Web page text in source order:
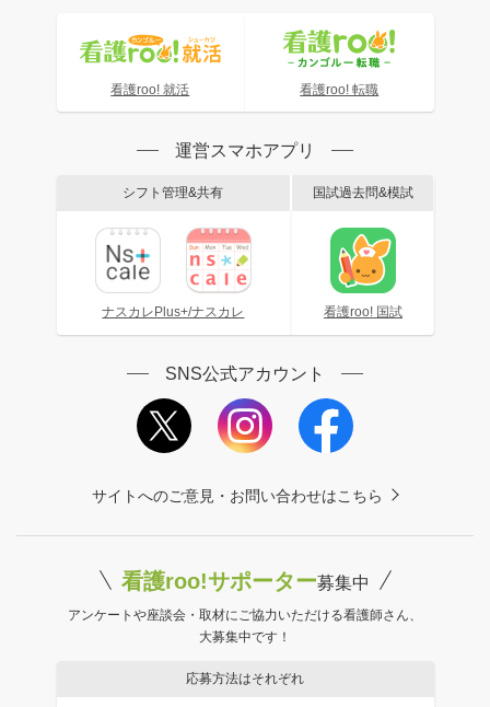
看護roo! 就活 看護roo! 転職
運営スマホアプリ
シフト管理&共有
ナスカレPlus+/ナスカレ
国試過去問&模試
看護roo! 国試
SNS公式アカウント
サイトへのご意見・お問い合わせはこちら
看護roo!サポーター募集中
アンケートや座談会・取材にご協力いただける看護師さん、
大募集中です！
応募方法はそれぞれ